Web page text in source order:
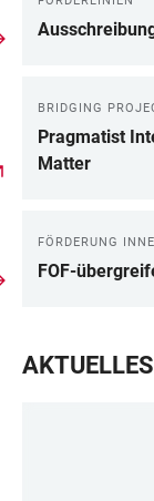
BRIDGING
Pragmatist
Matter
FÖRDERUNG
FOF-
AKTUELLES